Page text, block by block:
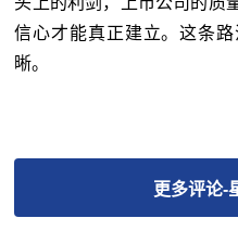
信心才能真正建立。这条
晰。
更多评论-